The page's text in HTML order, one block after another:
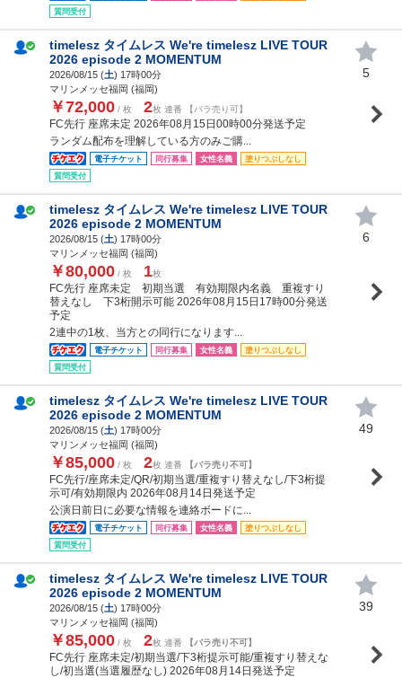
質問受付
timelesz タイムレス We're timelesz LIVE TOUR
2026 episode 2 MOMENTUM
2026/08/15 (土) 17時00分
マリンメッセ福岡 (福岡)
￥72,000 / 枚 2枚 連番 【バラ売り可】
FC先行 座席未定 2026年08月15日00時00分発送予定
ランダム配布を理解している方のみご購...
電子チケット 同行募集 女性名義
塗りつぶしなし
質問受付
5
timelesz タイムレス We're timelesz LIVE TOUR
2026 episode 2 MOMENTUM
2026/08/15 (土) 17時00分
マリンメッセ福岡 (福岡)
￥80,000 / 枚 1枚
FC先行 座席未定 初期当選 有効期限内名義 重複すり
替えなし 下3桁開示可能 2026年08月15日17時00分発送
予定
2連中の1枚、当方との同行になります...
電子チケット 同行募集 女性名義
塗りつぶしなし
質問受付
6
timelesz タイムレス We're timelesz LIVE TOUR
2026 episode 2 MOMENTUM
2026/08/15 (土) 17時00分
マリンメッセ福岡 (福岡)
￥85,000 / 枚 2枚 連番 【バラ売り不可】
FC先行/座席未定/QR/初期当選/重複すり替えなし/下3桁提
示可/有効期限内 2026年08月14日発送予定
公演日前日に必要な情報を連絡ボードに...
電子チケット 同行募集 女性名義
塗りつぶしなし
質問受付
49
timelesz タイムレス We're timelesz LIVE TOUR
2026 episode 2 MOMENTUM
2026/08/15 (土) 17時00分
マリンメッセ福岡 (福岡)
￥85,000 / 枚 2枚 連番 【バラ売り不可】
FC先行 座席未定/初期当選/下3桁提示可能/重複すり替えな
し/初当選(当選履歴なし) 2026年08月14日発送予定
39